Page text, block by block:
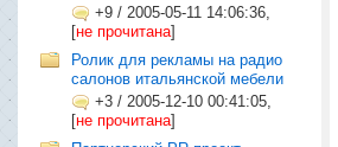
+9 / 2005-05-11 14:06:36,
[не прочитана]
Ролик для рекламы на радио
салонов итальянской мебели
+3 / 2005-12-10 00:41:05,
[не прочитана]